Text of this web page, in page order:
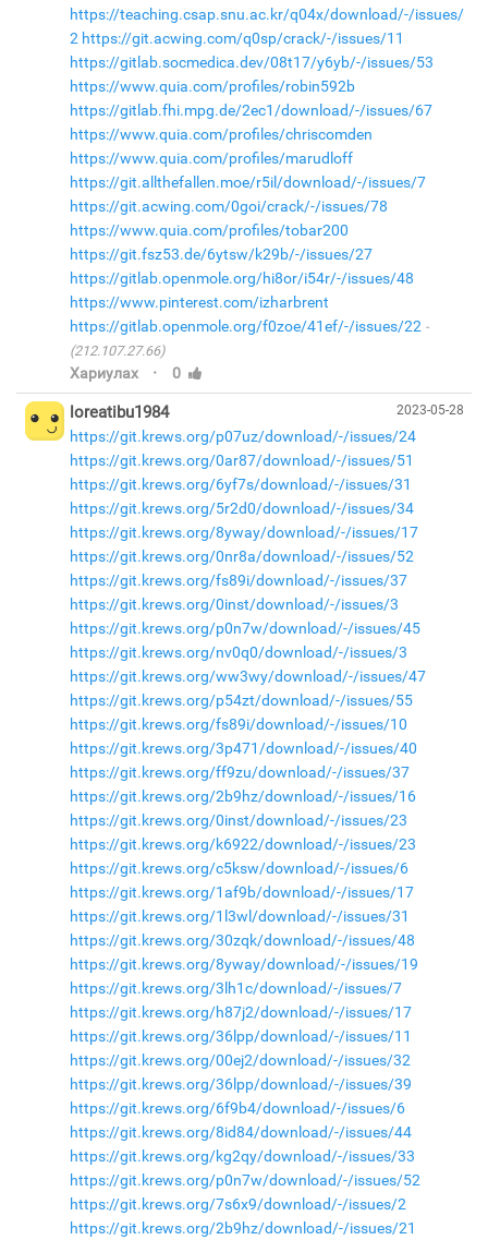
https://teaching.csap.snu.ac.kr/q04x/download/-/issues/
2 https://git.acwing.com/q0sp/crack/-/issues/11
https://gitlab.socmedica.dev/08t17/y6yb/-/issues/53
https://www.quia.com/profiles/robin592b
https://gitlab.fhi.mpg.de/2ec1/download/-/issues/67
https://www.quia.com/profiles/chriscomden
https://www.quia.com/profiles/marudloff
https://git.allthefallen.moe/r5il/download/-/issues/7
https://git.acwing.com/0goi/crack/-/issues/78
https://www.quia.com/profiles/tobar200
https://git.fsz53.de/6ytsw/k29b/-/issues/27
https://gitlab.openmole.org/hi8or/i54r/-/issues/48
https://www.pinterest.com/izharbrent
https://gitlab.openmole.org/f0zoe/41ef/-/issues/22
(212.107.27.66)
Хариулах · 0
2023-05-28
loreatibu1984
https://git.krews.org/p07uz/download/-/issues/24
https://git.krews.org/0ar87/download/-/issues/51
https://git.krews.org/6yf7s/download/-/issues/31
https://git.krews.org/5r2d0/download/-/issues/34
https://git.krews.org/8yway/download/-/issues/17
https://git.krews.org/0nr8a/download/-/issues/52
https://git.krews.org/fs89i/download/-/issues/37
https://git.krews.org/0inst/download/-/issues/3
https://git.krews.org/p0n7w/download/-/issues/45
https://git.krews.org/nv0q0/download/-/issues/3
https://git.krews.org/ww3wy/download/-/issues/47
https://git.krews.org/p54zt/download/-/issues/55
https://git.krews.org/fs89i/download/-/issues/10
https://git.krews.org/3p471/download/-/issues/40
https://git.krews.org/ff9zu/download/-/issues/37
https://git.krews.org/2b9hz/download/-/issues/16
https://git.krews.org/0inst/download/-/issues/23
https://git.krews.org/k6922/download/-/issues/23
https://git.krews.org/c5ksw/download/-/issues/6
https://git.krews.org/1af9b/download/-/issues/17
https://git.krews.org/1l3wl/download/-/issues/31
https://git.krews.org/30zqk/download/-/issues/48
https://git.krews.org/8yway/download/-/issues/19
https://git.krews.org/3lh1c/download/-/issues/7
https://git.krews.org/h87j2/download/-/issues/17
https://git.krews.org/36lpp/download/-/issues/11
https://git.krews.org/00ej2/download/-/issues/32
https://git.krews.org/36lpp/download/-/issues/39
https://git.krews.org/6f9b4/download/-/issues/6
https://git.krews.org/8id84/download/-/issues/44
https://git.krews.org/kg2qy/download/-/issues/33
https://git.krews.org/p0n7w/download/-/issues/52
https://git.krews.org/7s6x9/download/-/issues/2
https://git.krews.org/2b9hz/download/-/issues/21